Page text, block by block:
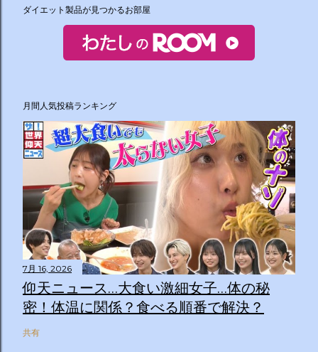
ダイエット製品が見つかるお部屋
月間人気投稿ランキング
7月 16, 2026
仰天ニュース…大食い激細女子…体の秘
密！体温に関係？食べる順番で解決？
共有